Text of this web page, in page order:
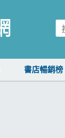
書店暢銷榜